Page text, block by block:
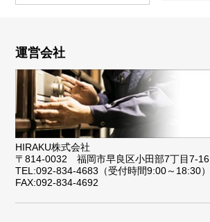
運営会社
HIRAKU株式会社
〒814-0032 福岡市早良区小田部7丁目7-16
TEL:092-834-4683（受付時間9:00～18:30）
FAX:092-834-4692